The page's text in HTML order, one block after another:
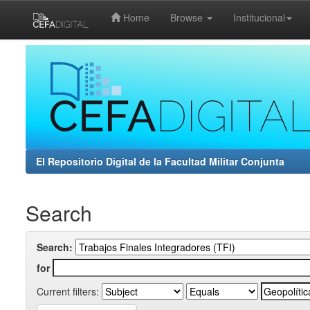
Home Browse Institucional
El Repositorio Digital de la Facultad Militar Conjunta
Search
Search:
for
Current filters: